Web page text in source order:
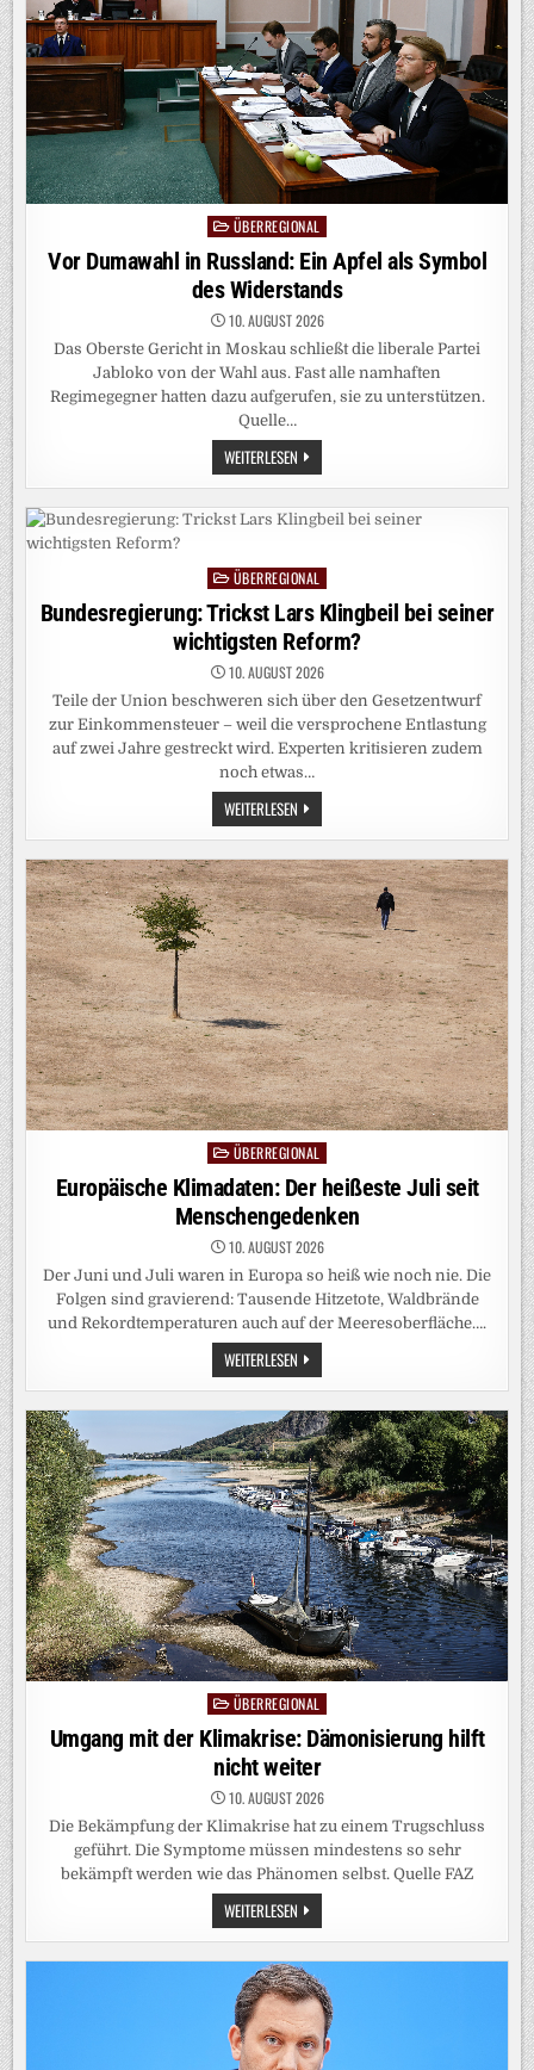
Posted
in
ÜBERREGIONAL
Vor Dumawahl in Russland: Ein Apfel als Symbol
des Widerstands
10. AUGUST 2026
Das Oberste Gericht in Moskau schließt die liberale Partei
Jabloko von der Wahl aus. Fast alle namhaften
Regimegegner hatten dazu aufgerufen, sie zu unterstützen.
Quelle…
WEITERLESEN VOR
DUMAWAHL
IN
RUSSLAND:
EIN
APFEL
SYMBOL
DES
WIDERSTANDS
Posted
in
ÜBERREGIONAL
Bundesregierung: Trickst Lars Klingbeil bei seiner
wichtigsten Reform?
10. AUGUST 2026
Teile der Union beschweren sich über den Gesetzentwurf
zur Einkommensteuer – weil die versprochene Entlastung
auf zwei Jahre gestreckt wird. Experten kritisieren zudem
noch etwas…
WEITERLESEN BUNDESREGIERUNG:
TRICKST
LARS
KLINGBEIL
BEI
SEINER
WICHTIGSTEN
REFORM?
PostedÜBERREGIONAL
Europäische Klimadaten: Der heißeste Juli seit
Menschengedenken
10. AUGUST 2026
Der Juni und Juli waren in Europa so heiß wie noch nie. Die
Folgen sind gravierend: Tausende Hitzetote, Waldbrände
und Rekordtemperaturen auch auf der Meeresoberfläche….
WEITERLESEN EUROPÄISCHE
KLIMADATEN:
DER
HEISSESTE J
ULI S
EIT M
ENSCHENGEDENKEN
Posted
in
ÜBERREGIONAL
Umgang mit der Klimakrise: Dämonisierung hilft
nicht weiter
10. AUGUST 2026
Die Bekämpfung der Klimakrise hat zu einem Trugschluss
geführt. Die Symptome müssen mindestens so sehr
bekämpft werden wie das Phänomen selbst. Quelle FAZ
WEITERLESEN UMGANG
MIT
DER
KLIMAKRISE:
DÄMONISIERUNG
HILFT
NICHT
WEITER